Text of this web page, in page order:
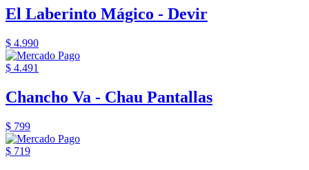
El Laberinto Mágico - Devir
$ 4.990
$ 4.491
Chancho Va - Chau Pantallas
$ 799
$ 719